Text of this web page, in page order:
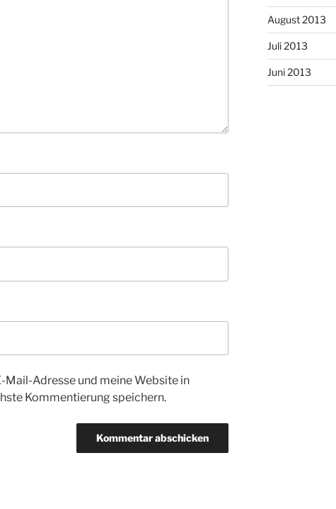
Mail-Adresse und meine Website in
Kommentierung speichern.
August 2013
Juli 2013
Juni 2013